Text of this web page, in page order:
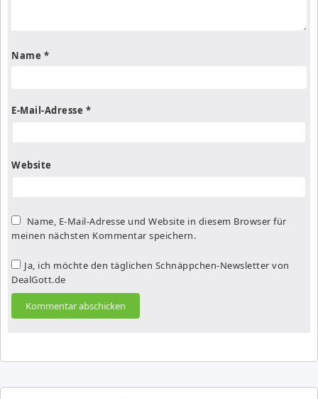
Name *
E-Mail-Adresse *
Website
Name, E-Mail-Adresse und Website in diesem Browser für
meinen nächsten Kommentar speichern.
Ja, ich möchte den täglichen Schnäppchen-Newsletter von
DealGott.de